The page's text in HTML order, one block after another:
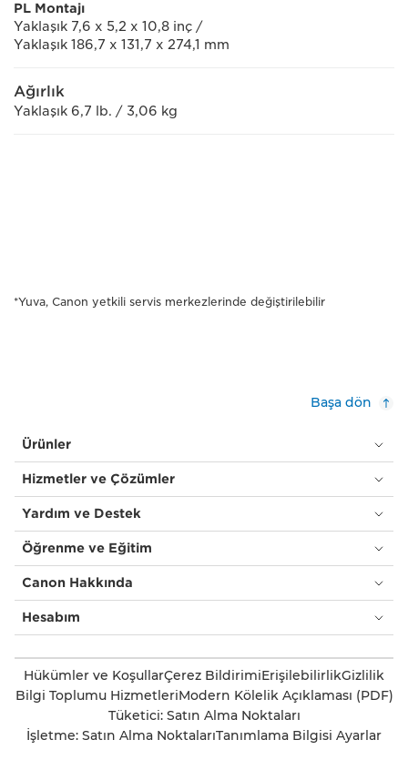
PL Montajı
Yaklaşık 7,6 x 5,2 x 10,8 inç /
Yaklaşık 186,7 x 131,7 x 274,1 mm
Ağırlık
Yaklaşık 6,7 lb. / 3,06 kg
*Yuva, Canon yetkili servis merkezlerinde değiştirilebilir
Başa dön
Ürünler
Hizmetler ve Çözümler
Yardım ve Destek
Öğrenme ve Eğitim
Canon Hakkında
Hesabım
Hükümler ve KoşullarÇerez BildirimiErişilebilirlikGizlilik
Bilgi Toplumu HizmetleriModern Kölelik Açıklaması (PDF)
Tüketici: Satın Alma Noktaları
İşletme: Satın Alma NoktalarıTanımlama Bilgisi Ayarlar